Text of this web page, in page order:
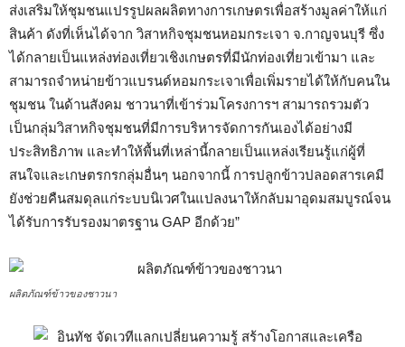
ส่งเสริมให้ชุมชนแปรรูปผลผลิตทางการเกษตรเพื่อสร้างมูลค่าให้แก่
สินค้า ดังที่เห็นได้จาก วิสาหกิจชุมชนหอมกระเจา จ.กาญจนบุรี ซึ่ง
ได้กลายเป็นแหล่งท่องเที่ยวเชิงเกษตรที่มีนักท่องเที่ยวเข้ามา และ
สามารถจำหน่ายข้าวแบรนด์หอมกระเจาเพื่อเพิ่มรายได้ให้กับคนใน
ชุมชน ในด้านสังคม ชาวนาที่เข้าร่วมโครงการฯ สามารถรวมตัว
เป็นกลุ่มวิสาหกิจชุมชนที่มีการบริหารจัดการกันเองได้อย่างมี
ประสิทธิภาพ และทำให้พื้นที่เหล่านี้กลายเป็นแหล่งเรียนรู้แก่ผู้ที่
สนใจและเกษตรกรกลุ่มอื่นๆ นอกจากนี้ การปลูกข้าวปลอดสารเคมี
ยังช่วยคืนสมดุลแก่ระบบนิเวศในแปลงนาให้กลับมาอุดมสมบูรณ์จน
ได้รับการรับรองมาตรฐาน GAP อีกด้วย”
ผลิตภัณฑ์ข้าวของชาวนา